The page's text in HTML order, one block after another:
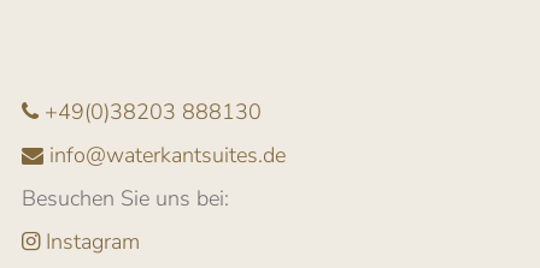
+49(0)38203 888130
info@waterkantsuites.de
Besuchen Sie uns bei:
Instagram